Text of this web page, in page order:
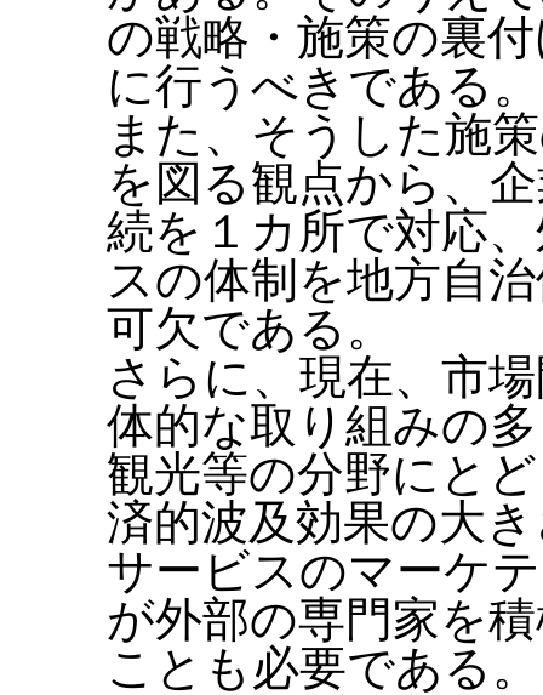
の戦略・施策の裏
に行うべきである。
また、そうした施
を図る観点から、
続を１カ所で対応
スの体制を地方自
可欠である。
さらに、現在、市
体的な取り組みの
観光等の分野にと
済的波及効果の大
サービスのマーケ
が外部の専門家を
ことも必要である。